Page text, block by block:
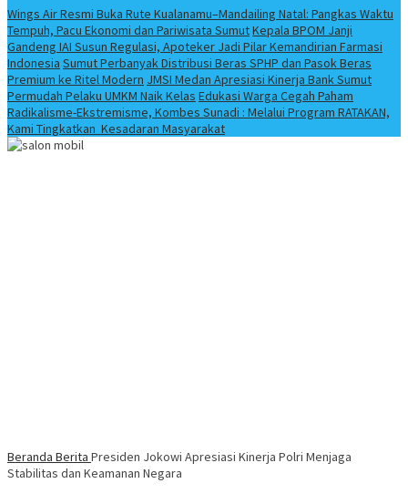
Wings Air Resmi Buka Rute Kualanamu–Mandailing Natal: Pangkas Waktu
Tempuh, Pacu Ekonomi dan Pariwisata SumutKepala BPOM Janji
Gandeng IAI Susun Regulasi, Apoteker Jadi Pilar Kemandirian Farmasi
Indonesia Sumut Perbanyak Distribusi Beras SPHP dan Pasok Beras
Premium ke Ritel Modern JMSI Medan Apresiasi Kinerja Bank Sumut
Permudah Pelaku UMKM Naik Kelas Edukasi Warga Cegah Paham
Radikalisme-Ekstremisme, Kombes Sunadi : Melalui Program RATAKAN,
Kami Tingkatkan Kesadaran Masyarakat
Beranda Berita Presiden Jokowi Apresiasi Kinerja Polri Menjaga
Stabilitas dan Keamanan Negara